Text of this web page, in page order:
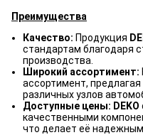
Преимущества
Качество: Продукция
стандартам благодаря
производства.
Широкий ассортимент:
ассортимент,
различных узлов
Доступные цены: DEKO
качественными
что делает её